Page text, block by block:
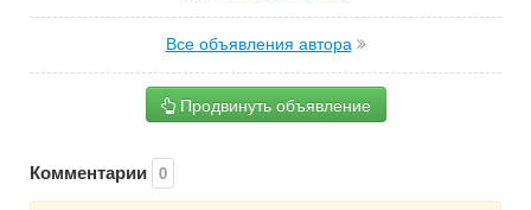
Все объявления автора
Продвинуть объявление
Комментарии 0